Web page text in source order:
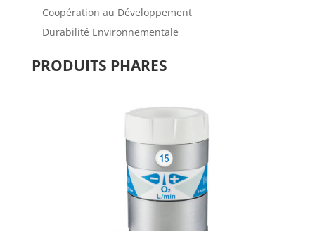
Coopération au Développement
Durabilité Environnementale
PRODUITS PHARES